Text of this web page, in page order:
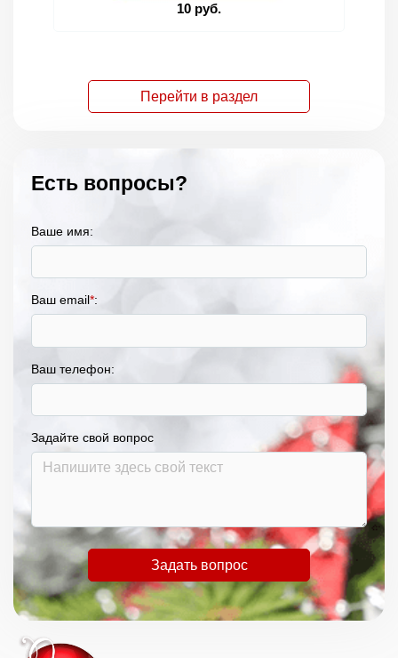
10 руб.
Перейти в раздел
Есть вопросы?
Ваше имя:
Ваш email*:
Ваш телефон:
Задайте свой вопрос
Задать вопрос